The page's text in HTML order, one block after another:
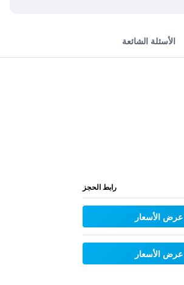
الأسئلة الشائعة
رابط الحجز
عرض الأسعار
عرض الأسعار